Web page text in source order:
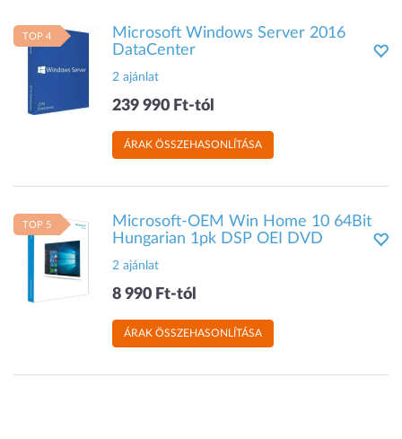
TOP 4
Microsoft Windows Server 2016
DataCenter
2 ajánlat
239 990 Ft-tól
ÁRAK ÖSSZEHASONLÍTÁSA
TOP 5
Microsoft-OEM Win Home 10 64Bit
Hungarian 1pk DSP OEI DVD
2 ajánlat
8 990 Ft-tól
ÁRAK ÖSSZEHASONLÍTÁSA